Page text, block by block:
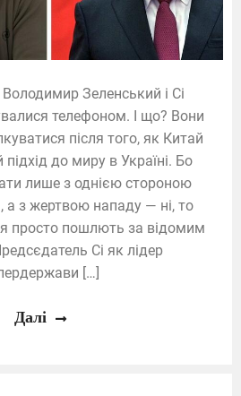
Зеленський і Сі
телефоном. І що? Вони
після того, як Китай
до миру в Україні. Бо
лише з однією стороною
а з жертвою нападу — ні, то
просто пошлють за відомим
Сі як лідер
[…]
Далі